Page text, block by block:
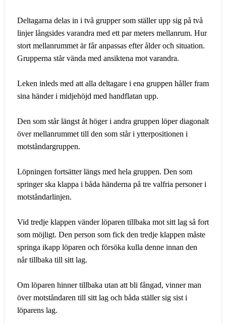
Deltagarna delas in i två grupper som ställer upp sig på två
linjer långsides varandra med ett par meters mellanrum. Hur
stort mellanrummet är får anpassas efter ålder och situation.
Grupperna står vända med ansiktena mot varandra.
Leken inleds med att alla deltagare i ena gruppen håller fram
sina händer i midjehöjd med handflatan upp.
Den som står längst åt höger i andra gruppen löper diagonalt
över mellanrummet till den som står i ytterpositionen i
motståndargruppen.
Löpningen fortsätter längs med hela gruppen. Den som
springer ska klappa i båda händerna på tre valfria personer i
motståndarlinjen.
Vid tredje klappen vänder löparen tillbaka mot sitt lag så fort
som möjligt. Den person som fick den tredje klappen måste
springa ikapp löparen och försöka kulla denne innan den
når tillbaka till sitt lag.
Om löparen hinner tillbaka utan att bli fångad, vinner man
över motståndaren till sitt lag och båda ställer sig sist i
löparens lag.